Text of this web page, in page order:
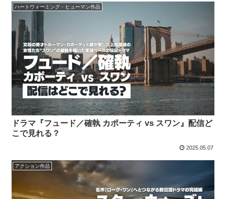
ハートウォーミング・ヒューマン作品
ドラマ『フュード／確執 カポーティ vs スワン』配信ど
こで見れる？
2025.05.07
アクション作品